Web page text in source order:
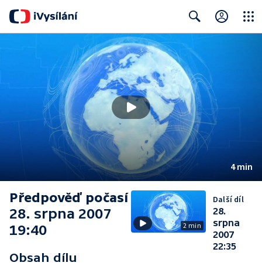
4 min
Předpověď počasí
28. srpna 2007
19:40
Obsah dílu
2 min
Další díl
28.
srpna
2007
22:35